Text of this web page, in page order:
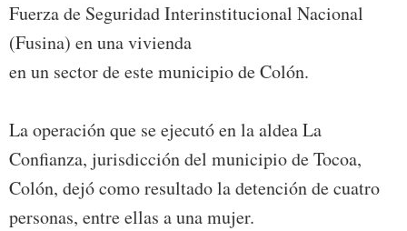
Fuerza de Seguridad Interinstitucional Nacional
(Fusina) en una vivienda
en un sector de este municipio de Colón.
La operación que se ejecutó en la aldea La
Confianza, jurisdicción del municipio de Tocoa,
Colón, dejó como resultado la detención de cuatro
personas, entre ellas a una mujer.